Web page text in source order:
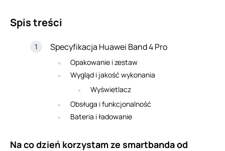
Spis treści
Specyfikacja Huawei Band 4 Pro
Opakowanie i zestaw
Wygląd i jakość wykonania
Wyświetlacz
Obsługa i funkcjonalność
Bateria i ładowanie
Na co dzień korzystam ze smartbanda od